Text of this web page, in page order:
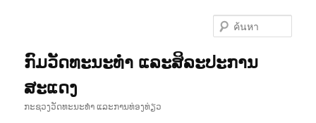
เนื้อหาກົມວັດທະນະທຳ ແລະສິລະປະການ
ສະແດງ
ກະຊວງວັດທະນະທຳ ແລະການທ່ອງທ່ຽວ